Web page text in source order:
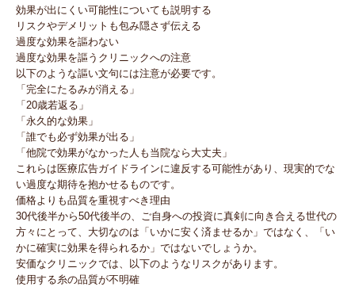
効果が出にくい可能性についても説明する
リスクやデメリットも包み隠さず伝える
過度な効果を謳わない
過度な効果を謳うクリニックへの注意
以下のような謳い文句には注意が必要です。
「完全にたるみが消える」
「20歳若返る」
「永久的な効果」
「誰でも必ず効果が出る」
「他院で効果がなかった人も当院なら大丈夫」
これらは医療広告ガイドラインに違反する可能性があり、現実的でな
い過度な期待を抱かせるものです。
価格よりも品質を重視すべき理由
30代後半から50代後半の、ご自身への投資に真剣に向き合える世代の
方々にとって、大切なのは「いかに安く済ませるか」ではなく、「い
かに確実に効果を得られるか」ではないでしょうか。
安価なクリニックでは、以下のようなリスクがあります。
使用する糸の品質が不明確